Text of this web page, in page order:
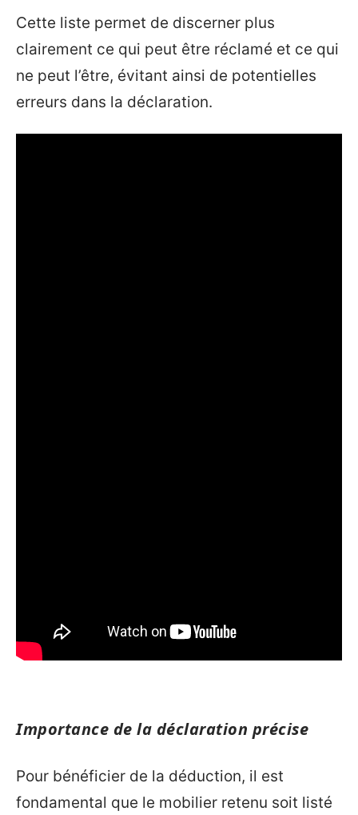
Cette liste permet de discerner plus
clairement ce qui peut être réclamé et ce qui
ne peut l’être, évitant ainsi de potentielles
erreurs dans la déclaration.
Importance de la déclaration précise
Pour bénéficier de la déduction, il est
fondamental que le mobilier retenu soit listé